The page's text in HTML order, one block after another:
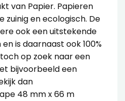
van Papier. Papieren
zuinig en ecologisch. De
ook een uitstekende
is daarnaast ook 100%
op zoek naar een
bijvoorbeeld een
dan
48 mm x 66 m